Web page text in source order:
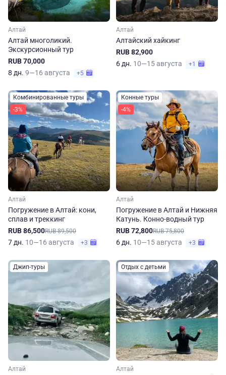
Алтай
Алтай многоликий.
Экскурсионный тур
RUB 70,000
8 дн. 9—16 августа +5
Алтай
Алтайский хайкинг
RUB 82,900
6 дн. 10—15 августа +1
Комбинированные туры
-3%
Алтай
Погружение в Алтай: кони,
сплав и треккинг
RUB 86,500RUB 89,500
7 дн. 10—16 августа +3
Конные туры
-4%
Алтай
Погружение в Алтай и Нижняя
Катунь. Конно-водный тур
RUB 72,800RUB 75,800
6 дн. 10—15 августа +3
Джип-туры
Алтай
Отдых с детьми
Алтай